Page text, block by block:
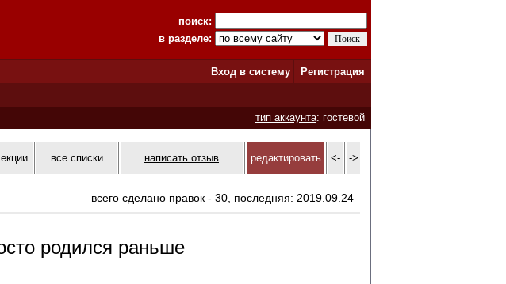
поиск:
в разделе:
Вход в систему
Регистрация
тип аккаунта: гостевой
все списки написать отзыв редактировать <- ->
всего сделано правок - 30, последняя: 2019.09.24
родился раньше